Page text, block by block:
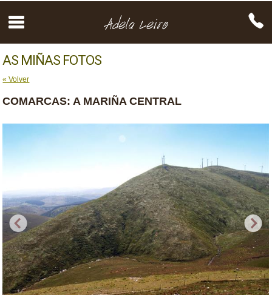
AS MIÑAS FOTOS
« Volver
COMARCAS: A MARIÑA CENTRAL